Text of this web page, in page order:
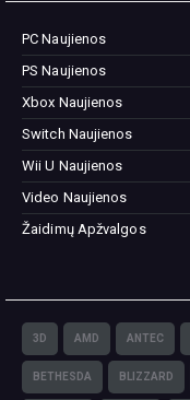
PC Naujienos
PS Naujienos
Xbox Naujienos
Switch Naujienos
Wii U Naujienos
Video Naujienos
Žaidimų Apžvalgos
3D AMD ANTEC
BETHESDA BLIZZARD